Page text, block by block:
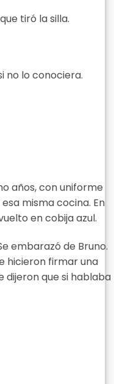
tiró la silla.
no lo conociera.
años, con uniforme
misma cocina. En
en cobija azul.
embarazó de Bruno.
hicieron firmar una
dijeron que si hablaba